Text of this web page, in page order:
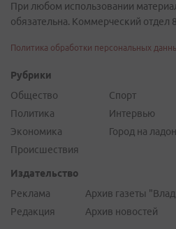
При любом использовании
обязательна. Коммерческий отдел
Политика обработки персональных
Рубрики
Общество
Политика
Экономика
Происшествия
Спорт
Интервью
Город на
Издательство
Реклама
Редакция
Архив газеты
Архив новостей